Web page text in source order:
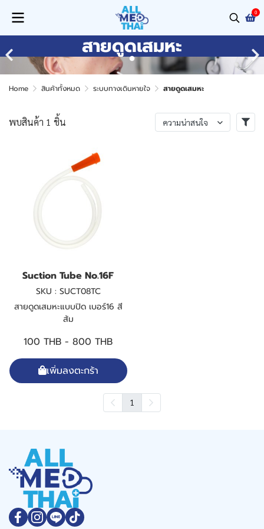
0
สายดูดเสมหะ
Home สินค้าทั้งหมด ระบบทางเดินหายใจ สายดูดเสมหะ
พบสินค้า 1 ชิ้น ความน่าสนใจ
Suction Tube No.16F
SKU : SUCT08TC
สายดูดเสมหะแบบปิด เบอร์16 สี
ส้ม
100 THB -800 THB
เพิ่มลงตะกร้า
1